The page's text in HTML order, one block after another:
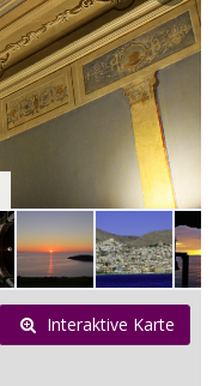
RU
CN
Interaktive Karte